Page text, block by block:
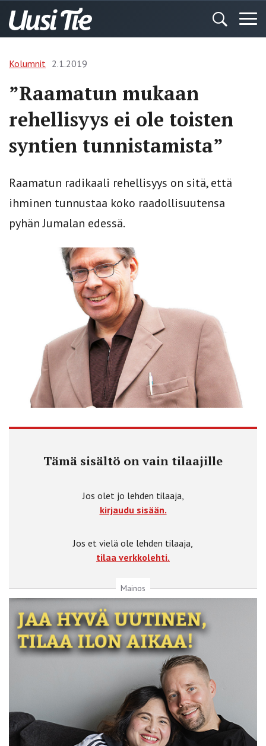
Kolumnit 2.1.2019
”Raamatun mukaan
rehellisyys ei ole toisten
syntien tunnistamista”
Raamatun radikaali rehellisyys on sitä, että
ihminen tunnustaa koko raadollisuutensa
pyhän Jumalan edessä.
Tämä sisältö on vain tilaajille
Jos olet jo lehden tilaaja,
kirjaudu sisään.
Jos et vielä ole lehden tilaaja,
tilaa verkkolehti.
Mainos